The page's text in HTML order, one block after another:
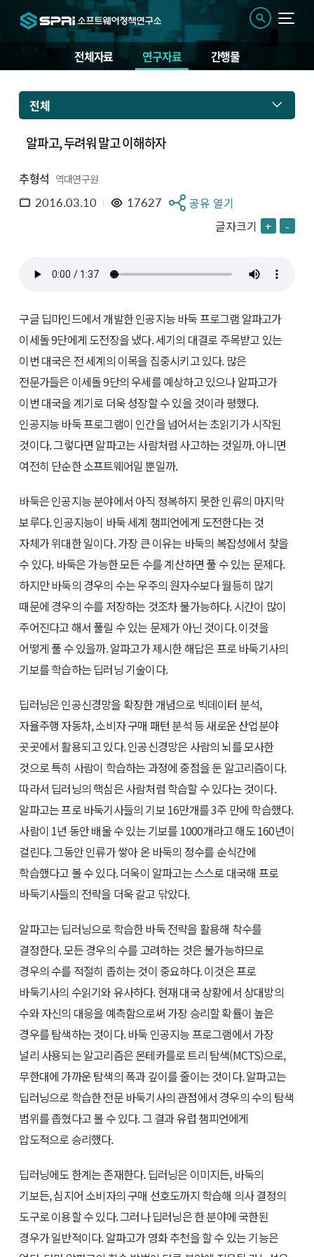
전체자료 연구자료 간행물
전체
알파고, 두려워 말고 이해하자
추형석 역대연구원
2016.03.10 17627
공유 열기
글자크기 + -
구글 딥마인드에서 개발한 인공지능 바둑 프로그램 알파고가
이세돌 9단에게 도전장을 냈다. 세기의 대결로 주목받고 있는
이번 대국은 전 세계의 이목을 집중시키고 있다. 많은
전문가들은 이세돌 9단의 우세를 예상하고 있으나 알파고가
이번 대국을 계기로 더욱 성장할 수 있을 것이라 평했다.
인공지능 바둑 프로그램이 인간을 넘어서는 초읽기가 시작된
것이다. 그렇다면 알파고는 사람처럼 사고하는 것일까. 아니면
여전히 단순한 소프트웨어일 뿐일까.
바둑은 인공지능 분야에서 아직 정복하지 못한 인류의 마지막
보루다. 인공지능이 바둑 세계 챔피언에게 도전한다는 것
자체가 위대한 일이다. 가장 큰 이유는 바둑의 복잡성에서 찾을
수 있다. 바둑은 가능한 모든 수를 계산하면 풀 수 있는 문제다.
하지만 바둑의 경우의 수는 우주의 원자수보다 월등히 많기
때문에 경우의 수를 저장하는 것조차 불가능하다. 시간이 많이
주어진다고 해서 풀릴 수 있는 문제가 아닌 것이다. 이것을
어떻게 풀 수 있을까. 알파고가 제시한 해답은 프로 바둑기사의
기보를 학습하는 딥러닝 기술이다.
딥러닝은 인공신경망을 확장한 개념으로 빅데이터 분석,
자율주행 자동차, 소비자 구매 패턴 분석 등 새로운 산업분야
곳곳에서 활용되고 있다. 인공신경망은 사람의 뇌를 모사한
것으로 특히 사람이 학습하는 과정에 중점을 둔 알고리즘이다.
따라서 딥러닝의 핵심은 사람처럼 학습할 수 있다는 것이다.
알파고는 프로 바둑기사들의 기보 16만개를 3주 만에 학습했다.
사람이 1년 동안 배울 수 있는 기보를 1000개라고 해도 160년이
걸린다. 그동안 인류가 쌓아 온 바둑의 정수를 순식간에
학습했다고 볼 수 있다. 더욱이 알파고는 스스로 대국해 프로
바둑기사들의 전략을 더욱 갈고 닦았다.
알파고는 딥러닝으로 학습한 바둑 전략을 활용해 착수를
결정한다. 모든 경우의 수를 고려하는 것은 불가능하므로
경우의 수를 적절히 좁히는 것이 중요하다. 이것은 프로
바둑기사의 수읽기와 유사하다. 현재 대국 상황에서 상대방의
수와 자신의 대응을 예측함으로써 가장 승리할 확률이 높은
경우를 탐색하는 것이다. 바둑 인공지능 프로그램에서 가장
널리 사용되는 알고리즘은 몬테카를로 트리 탐색(MCTS)으로,
무한대에 가까운 탐색의 폭과 깊이를 줄이는 것이다. 알파고는
딥러닝으로 학습한 전문 바둑기사의 관점에서 경우의 수의 탐색
범위를 좁혔다고 볼 수 있다. 그 결과 유럽 챔피언에게
압도적으로 승리했다.
딥러닝에도 한계는 존재한다. 딥러닝은 이미지든, 바둑의
기보든, 심지어 소비자의 구매 선호도까지 학습해 의사 결정의
도구로 이용할 수 있다. 그러나 딥러닝은 한 분야에 국한된
경우가 일반적이다. 알파고가 영화 추천을 할 수 있는 기능은